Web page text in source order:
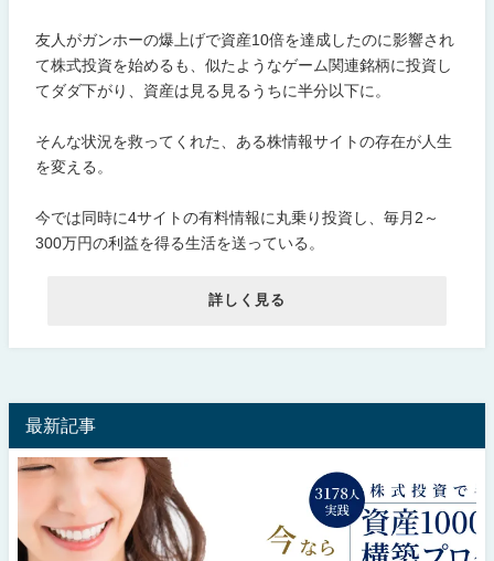
友人がガンホーの爆上げで資産10倍を達成したのに影響され
て株式投資を始めるも、似たようなゲーム関連銘柄に投資し
てダダ下がり、資産は見る見るうちに半分以下に。
そんな状況を救ってくれた、ある株情報サイトの存在が人生
を変える。
今では同時に4サイトの有料情報に丸乗り投資し、毎月2～
300万円の利益を得る生活を送っている。
詳しく見る
最新記事